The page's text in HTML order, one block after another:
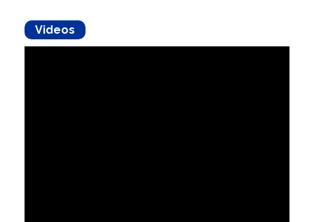
Videos